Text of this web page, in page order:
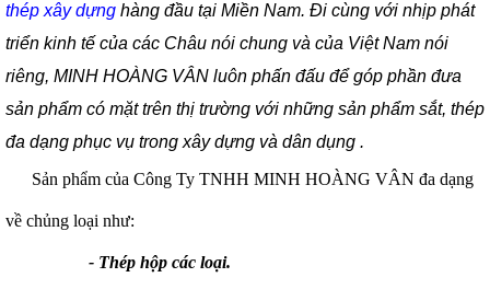
thép xây dựng hàng đầu tại Miền Nam. Đi cùng với nhịp phát
triển kinh tế của các Châu nói chung và của Việt Nam nói
riêng, MINH HOÀNG VÂN luôn phấn đấu để góp phần đưa
sản phẩm có mặt trên thị trường với những sản phẩm sắt, thép
đa dạng phục vụ trong xây dựng và dân dụng .
Sản phẩm của Công Ty TNHH MINH HOÀNG VÂN đa dạng
về chủng loại như:
- Thép hộp các loại.